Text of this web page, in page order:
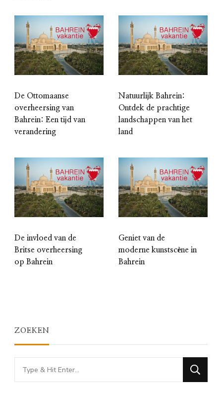
De Ottomaanse
overheersing van
Bahrein: Een tijd van
verandering
Natuurlijk Bahrein:
Ontdek de prachtige
landschappen van het
land
De invloed van de
Britse overheersing
op Bahrein
Geniet van de
moderne kunstscène in
Bahrein
ZOEKEN
Looking
for